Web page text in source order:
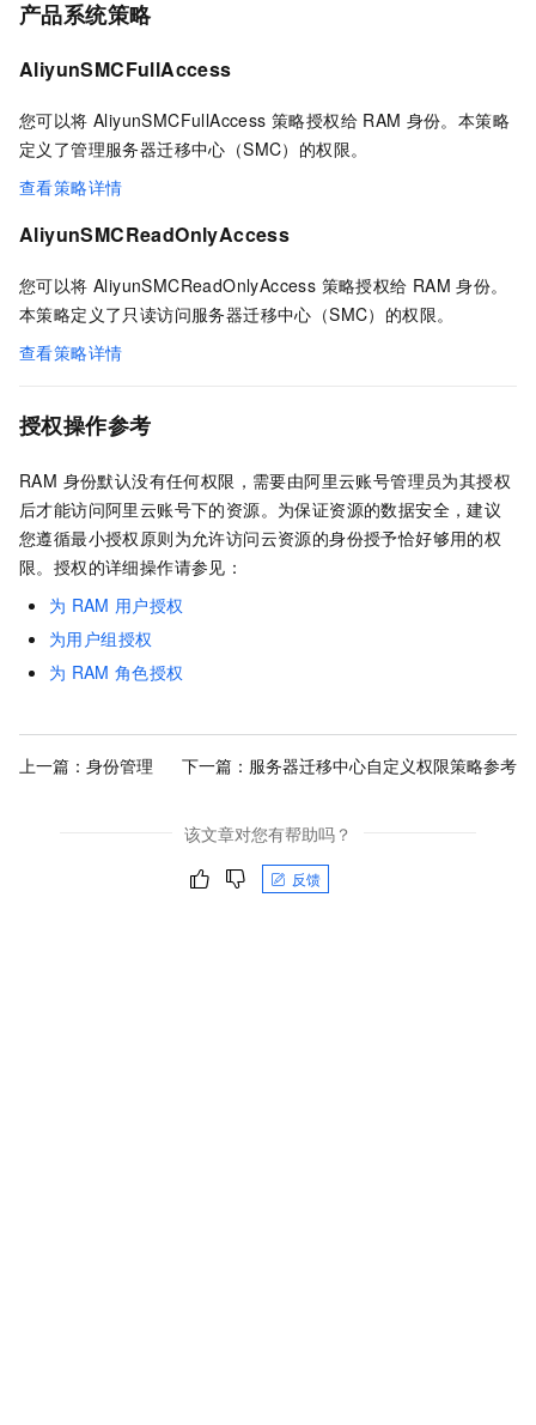
产品系统策略
AliyunSMCFullAccess
您可以将 AliyunSMCFullAccess 策略授权给 RAM 身份。本策略
定义了管理服务器迁移中心（SMC）的权限。
查看策略详情
AliyunSMCReadOnlyAccess
您可以将 AliyunSMCReadOnlyAccess 策略授权给 RAM 身份。
本策略定义了只读访问服务器迁移中心（SMC）的权限。
查看策略详情
授权操作参考
RAM 身份默认没有任何权限，需要由阿里云账号管理员为其授权
后才能访问阿里云账号下的资源。为保证资源的数据安全，建议
您遵循最小授权原则为允许访问云资源的身份授予恰好够用的权
限。授权的详细操作请参见：
为 RAM 用户授权
为用户组授权
为 RAM 角色授权
上一篇： 身份管理 下一篇： 服务器迁移中心自定义权限策略参考
该文章对您有帮助吗？
反馈